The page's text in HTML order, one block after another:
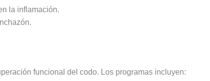
la inflamación.
funcional del codo. Los programas incluyen: